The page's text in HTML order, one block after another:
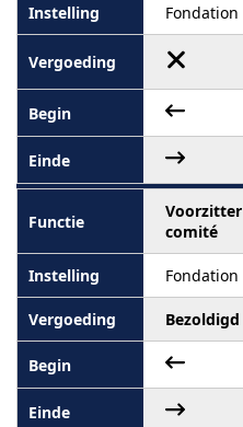
comité
Bezoldigd